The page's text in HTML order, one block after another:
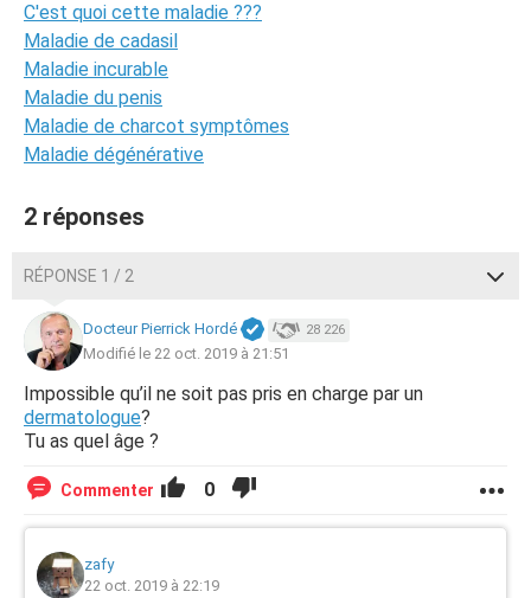
C'est quoi cette maladie ???
Maladie de cadasil
Maladie incurable
Maladie du penis
Maladie de charcot symptômes
Maladie dégénérative
2 réponses
RÉPONSE 1 / 2
Docteur Pierrick Hordé 28 226
Modifié le 22 oct. 2019 à 21:51
Impossible qu’il ne soit pas pris en charge par un
dermatologue?
Tu as quel âge ?
Commenter 0
zafy
22 oct. 2019 à 22:19